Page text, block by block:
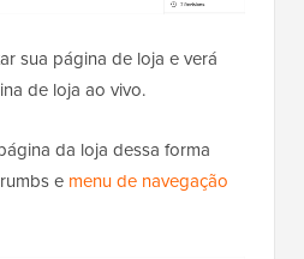
sua página de loja e verá
de loja ao vivo.
da loja dessa forma
e menu de navegação